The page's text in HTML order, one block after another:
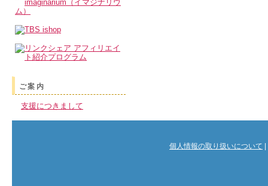
ご案内
支援につきまして
個人情報の取り扱いについて